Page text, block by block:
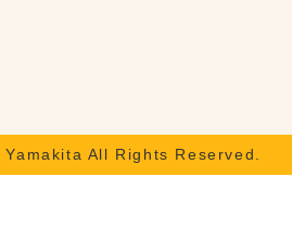
All Rights Reserved.